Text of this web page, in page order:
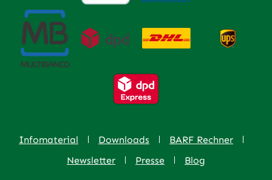
Infomaterial Downloads
BARF Rechner
Newsletter
Presse Blog